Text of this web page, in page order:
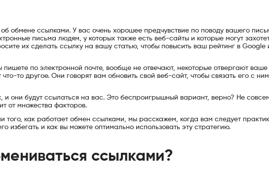
обмене ссылками. У вас очень хорошее предчувствие по поводу вашего
письма людям, у которых также есть веб-сайты и которые могут
их сделать ссылку на вашу статью, чтобы повысить ваш рейтинг в Google
по электронной почте, вообще не отвечают, некоторые отвергают ваше
то другое. Они говорят вам обновить свой веб-сайт, чтобы связать его с
и они будут ссылаться на вас. Это беспроигрышный вариант, верно? Не
от множества факторов.
того, как работает обмен ссылками, мы расскажем, когда вам следует
избегать и как вы можете оптимально использовать эту стратегию.
ссылками?